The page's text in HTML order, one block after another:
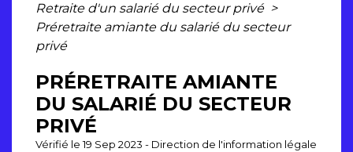
Retraite d'un salarié du secteur privé >
Préretraite amiante du salarié du secteur
privé
PRÉRETRAITE AMIANTE
DU SALARIÉ DU SECTEUR
PRIVÉ
Vérifié le 19 Sep 2023 - Direction de l'information légale